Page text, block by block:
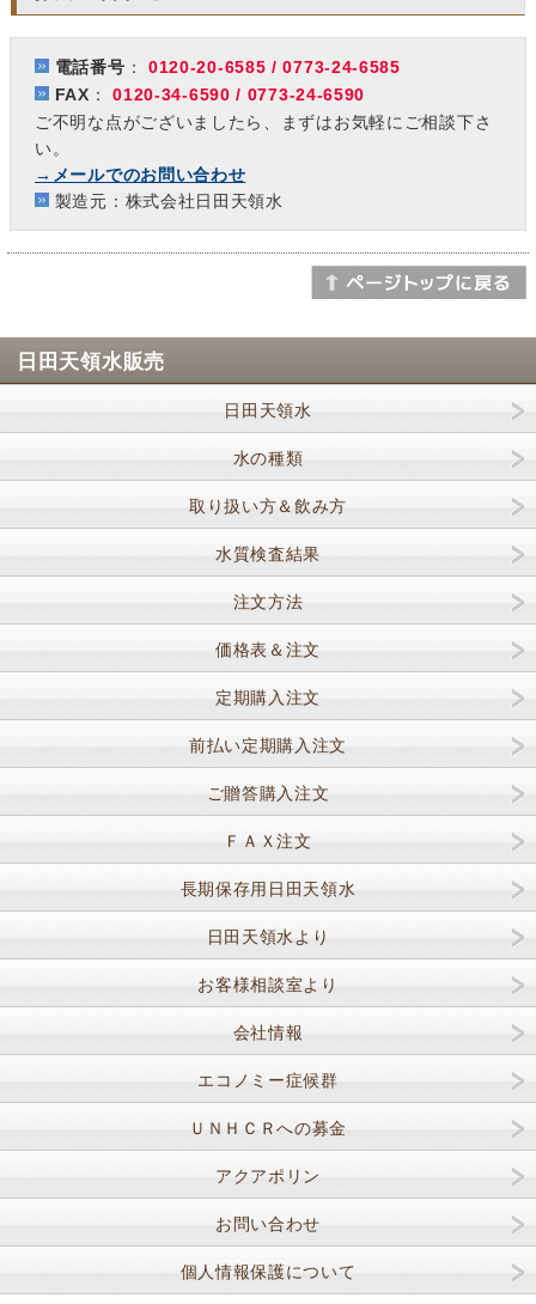
電話番号 ： 0120-20-6585 / 0773-24-6585
FAX ：0120-34-6590 / 0773-24-6590
ご不明な点がございましたら、まずはお気軽にご相談下さ
い。
→メールでのお問い合わせ
製造元：株式会社日田天領水
日田天領水販売
日田天領水
水の種類
取り扱い方＆飲み方
水質検査結果
注文方法
価格表＆注文
定期購入注文
前払い定期購入注文
ご贈答購入注文
ＦＡＸ注文
長期保存用日田天領水
日田天領水より
お客様相談室より
会社情報
エコノミー症候群
ＵＮＨＣＲへの募金
アクアポリン
お問い合わせ
個人情報保護について